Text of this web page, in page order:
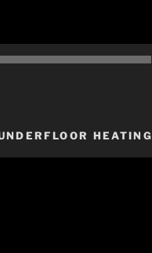
HEATING